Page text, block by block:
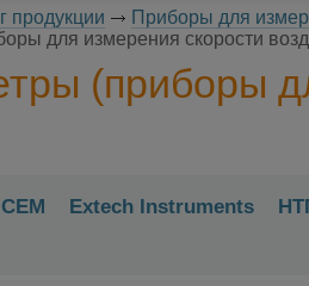
продукции
Приборы для
для измерения скорости
(приборы
CEM Extech Instruments